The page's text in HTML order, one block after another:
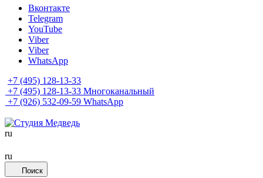
Вконтакте
Telegram
YouTube
Viber
Viber
WhatsApp
+7 (495) 128-13-33
+7 (495) 128-13-33 Многоканальный
+7 (926) 532-09-59 WhatsApp
ru
ru
Поиск